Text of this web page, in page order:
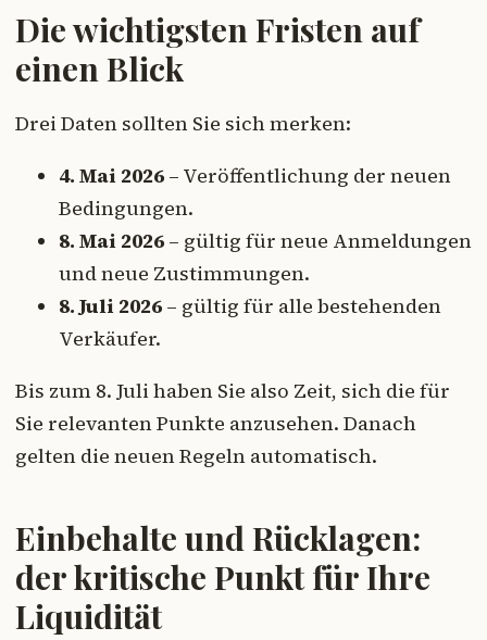
Die wichtigsten Fristen auf
einen Blick
Drei Daten sollten Sie sich merken:
4. Mai 2026 – Veröffentlichung der neuen
Bedingungen.
8. Mai 2026 – gültig für neue Anmeldungen
und neue Zustimmungen.
8. Juli 2026 – gültig für alle bestehenden
Verkäufer.
Bis zum 8. Juli haben Sie also Zeit, sich die für
Sie relevanten Punkte anzusehen. Danach
gelten die neuen Regeln automatisch.
Einbehalte und Rücklagen:
der kritische Punkt für Ihre
Liquidität